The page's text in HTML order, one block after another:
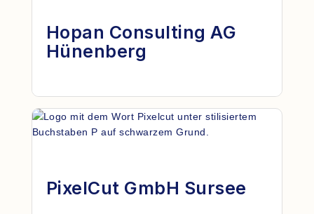
Hopan Consulting AG
Hünenberg
PixelCut GmbH Sursee